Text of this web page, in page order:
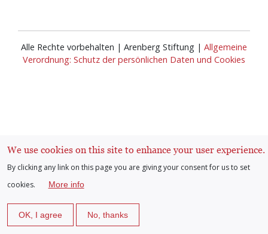
Alle Rechte vorbehalten | Arenberg Stiftung | Allgemeine
Verordnung: Schutz der persönlichen Daten und Cookies
User
account
menu
Anmelden
We use cookies on this site to enhance your user experience.
By clicking any link on this page you are giving your consent for us to set
cookies.
More info
OK, I agree No, thanks